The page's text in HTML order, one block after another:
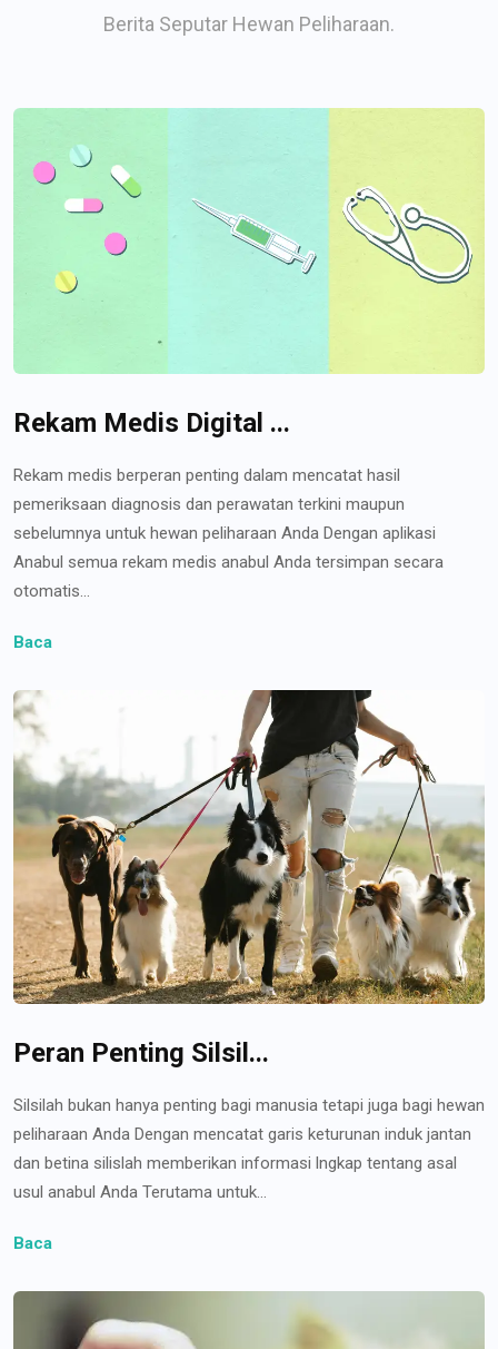
Berita Seputar Hewan Peliharaan.
Rekam Medis Digital ...
Rekam medis berperan penting dalam mencatat hasil
pemeriksaan diagnosis dan perawatan terkini maupun
sebelumnya untuk hewan peliharaan Anda Dengan aplikasi
Anabul semua rekam medis anabul Anda tersimpan secara
otomatis...
Baca
Peran Penting Silsil...
Silsilah bukan hanya penting bagi manusia tetapi juga bagi hewan
peliharaan Anda Dengan mencatat garis keturunan induk jantan
dan betina silislah memberikan informasi lngkap tentang asal
usul anabul Anda Terutama untuk...
Baca